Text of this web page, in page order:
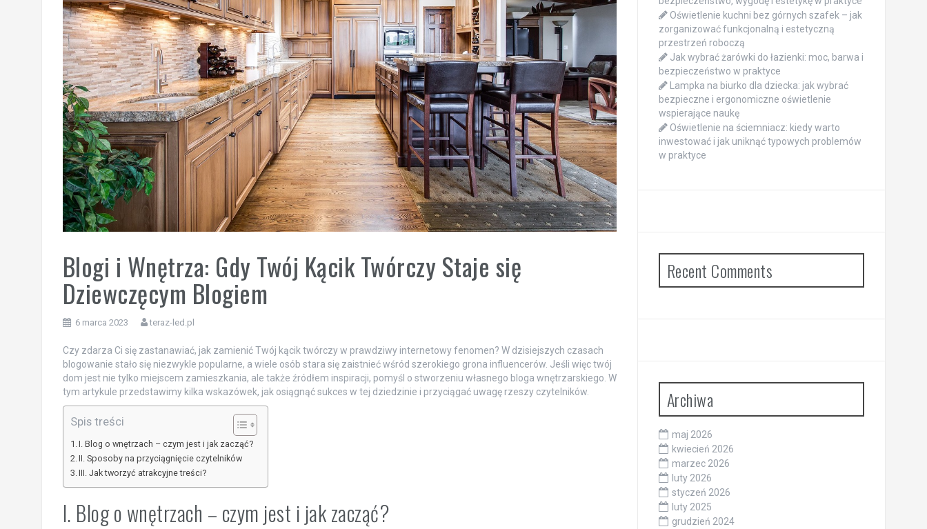
Blogi i Wnętrza: Gdy Twój Kącik Twórczy Staje się
Dziewczęcym Blogiem
6 marca 2023 teraz-led.pl
Czy zdarza Ci się zastanawiać, jak zamienić Twój kącik twórczy w prawdziwy internetowy fenomen? W dzisiejszych czasach
blogowanie stało się niezwykle popularne, a wiele osób stara się zaistnieć wśród szerokiego grona influencerów. Jeśli więc twój
dom jest nie tylko miejscem zamieszkania, ale także źródłem inspiracji, pomyśl o stworzeniu własnego bloga wnętrzarskiego. W
tym artykule przedstawimy kilka wskazówek, jak osiągnąć sukces w tej dziedzinie i przyciągać uwagę rzeszy czytelników.
Spis treści
I. Blog o wnętrzach – czym jest i jak zacząć?
II. Sposoby na przyciągnięcie czytelników
III. Jak tworzyć atrakcyjne treści?
I. Blog o wnętrzach – czym jest i jak zacząć?
Oświetlenie kuchni bez górnych szafek – jak
zorganizować funkcjonalną i estetyczną
przestrzeń roboczą
Jak wybrać żarówki do łazienki: moc, barwa i
bezpieczeństwo w praktyce
Lampka na biurko dla dziecka: jak wybrać
bezpieczne i ergonomiczne oświetlenie
wspierające naukę
Oświetlenie na ściemniacz: kiedy warto
inwestować i jak uniknąć typowych problemów
w praktyce
Recent Comments
Archiwa
maj 2026
kwiecień 2026
marzec 2026
luty 2026
styczeń 2026
luty 2025
grudzień 2024